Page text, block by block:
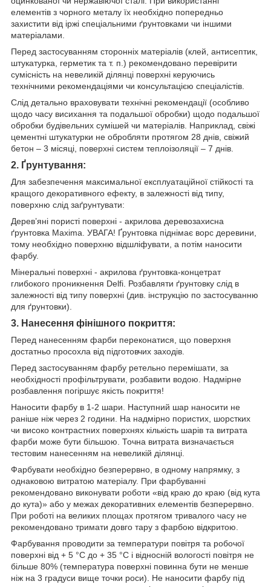
елементів з чорного металу їх необхідно попередньо
захистити від іржі спеціальними ґрунтовками чи іншими
матеріалами.
Перед застосуванням сторонніх матеріалів (клей, антисептик,
штукатурка, герметик та т. п.) рекомендовано перевірити
сумісність на невеликій ділянці поверхні керуючись
технічними рекомендаціями чи консультацією спеціалістів.
Слід детально враховувати технічні рекомендації (особливо
щодо часу висихання та подальшої обробки) щодо подальшої
обробки будівельних сумішей чи матеріалів. Наприклад, свіжі
цементні штукатурки не обробляти протягом 28 днів, свіжий
бетон – 3 місяці, поверхні систем теплоізоляції – 7 днів.
2. Ґрунтування:
Для забезпечення максимальної експлуатаційної стійкості та
кращого декоративного ефекту, в залежності від типу,
поверхню слід заґрунтувати:
Дерев’яні пористі поверхні - акрилова деревозахисна
ґрунтовка Maxima. УВАГА! Ґрунтовка піднімає ворс деревини,
тому необхідно поверхню відшліфувати, а потім наносити
фарбу.
Мінеральні поверхні - акрилова ґрунтовка-концетрат
глибокого проникнення Delfi. Розбавляти ґрунтовку слід в
залежності від типу поверхні (див. інструкцію по застосуванню
для ґрунтовки).
3. Нанесення фінішного покриття:
Перед нанесенням фарби переконатися, що поверхня
достатньо просохла від підготовчих заходів.
Перед застосуванням фарбу ретельно перемішати, за
необхідності профільтрувати, розбавити водою. Надмірне
розбавлення погіршує якість покриття!
Наносити фарбу в 1-2 шари. Наступний шар наносити не
раніше ніж через 2 години. На надмірно пористих, шорстких
чи високо контрастних поверхнях кількість шарів та витрата
фарби може бути більшою. Точна витрата визначається
тестовим нанесенням на невеликій ділянці.
Фарбувати необхідно безперервно, в одному напрямку, з
однаковою витратою матеріалу. При фарбуванні
рекомендовано виконувати роботи «від краю до краю (від кута
до кута)» або у межах декоративних елементів безперервно.
При роботі на великих площах протягом тривалого часу не
рекомендовано тримати довго тару з фарбою відкритою.
Фарбування проводити за температури повітря та робочої
поверхні від + 5 °С до + 35 °С і відносній вологості повітря не
більше 80% (температура поверхні повинна бути не менше
ніж на 3 градуси вище точки роси). Не наносити фарбу під